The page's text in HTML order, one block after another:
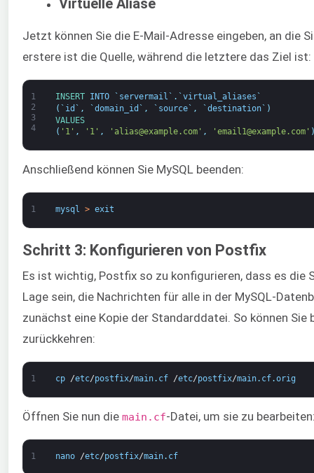
Virtuelle Aliase
Jetzt können Sie die E-Mail-Adresse eingeben, an die
erstere ist die Quelle, während die letztere das Ziel ist:
1
2
3
4
INSERT INTO ` servermail ` . `virtual_aliases `
( ` id ` , `domain_id ` , ` source` , `destination` )
VALUES
( '1' , '1' , 'alias@example.com' , 'email1@example.com'
Anschließend können Sie MySQL beenden:
1 mysql > exit
Schritt 3: Konfigurieren von Postfix
Es ist wichtig, Postfix so zu konfigurieren, dass es die
Lage sein, die Nachrichten für alle in der MySQL-
zunächst eine Kopie der Standarddatei. So können
zurückkehren:
1 cp /etc/postfix/main. cf /etc/postfix/main. cf.orig
Öffnen Sie nun die main.cf-Datei, um sie zu
1 nano /etc/postfix/main. cf